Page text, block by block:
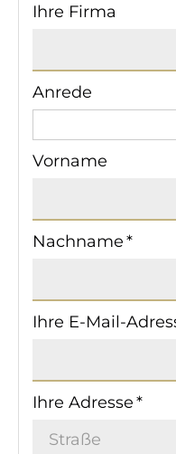
Ihre Firma
Anrede
Vorname
Nachname *
Ihre E-Mail-
Ihre Adresse *